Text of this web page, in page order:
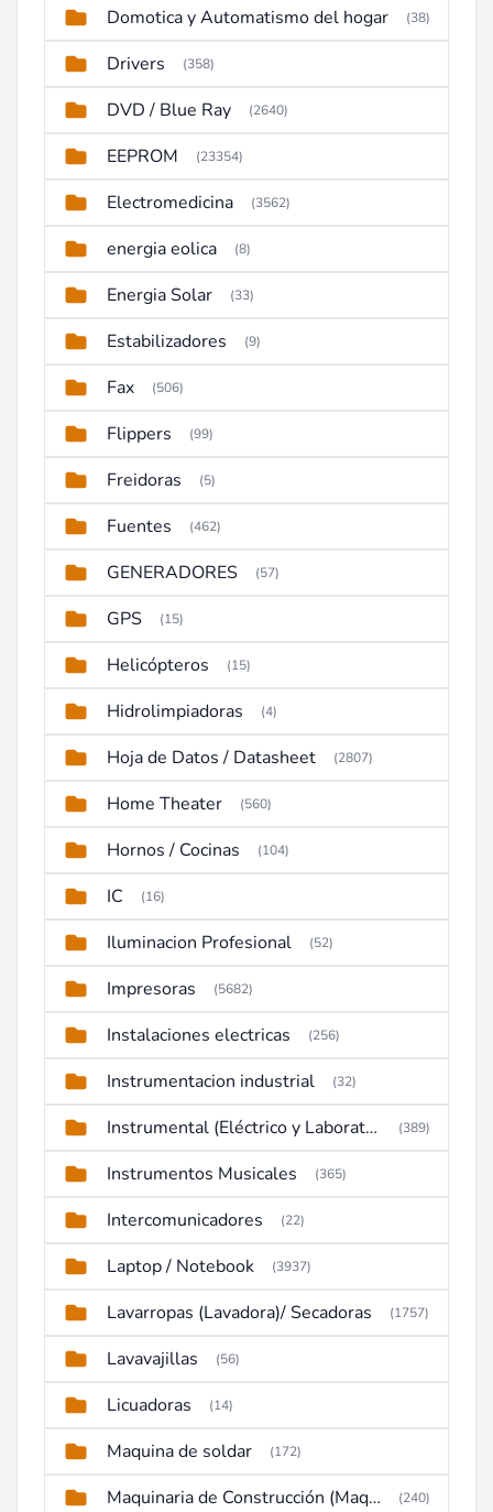
Domotica y Automatismo del hogar (38)
Drivers (358)
DVD / Blue Ray (2640)
EEPROM (23354)
Electromedicina (3562)
energia eolica (8)
Energia Solar (33)
Estabilizadores (9)
Fax (506)
Flippers (99)
Freidoras (5)
Fuentes (462)
GENERADORES (57)
GPS (15)
Helicópteros (15)
Hidrolimpiadoras (4)
Hoja de Datos / Datasheet (2807)
Home Theater (560)
Hornos / Cocinas (104)
IC (16)
Iluminacion Profesional (52)
Impresoras (5682)
Instalaciones electricas (256)
Instrumentacion industrial (32)
Instrumental (Eléctrico y Laboratorio) (389)
Instrumentos Musicales (365)
Intercomunicadores (22)
Laptop / Notebook (3937)
Lavarropas (Lavadora)/ Secadoras (1757)
Lavavajillas (56)
Licuadoras (14)
Maquina de soldar (172)
Maquinaria de Construcción (Maquinaria Pesada) (240)